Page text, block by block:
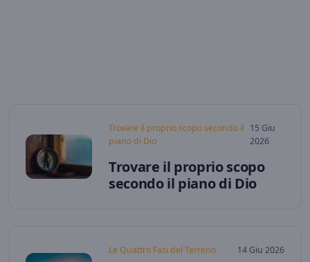
Trovare il proprio scopo secondo il
piano di Dio
15 Giu
2026
Trovare il proprio scopo
secondo il piano di Dio
Le Quattro Fasi del Terreno 14 Giu 2026